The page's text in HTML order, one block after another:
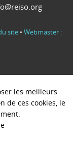
site • Webmaster :
les meilleurs
de ces cookies, le